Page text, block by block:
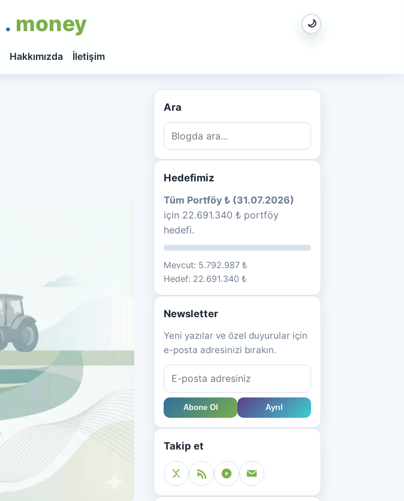
. money 🌙
Hakkımızda İletişim
Ara
Hedefimiz
Tüm Portföy ₺ (31.07.2026)
için 22.691.340 ₺ portföy
hedefi.
Mevcut: 5.792.987 ₺
Hedef: 22.691.340 ₺
Newsletter
Yeni yazılar ve özel duyurular için
e-posta adresinizi bırakın.
Abone Ol Ayrıl
Takip et